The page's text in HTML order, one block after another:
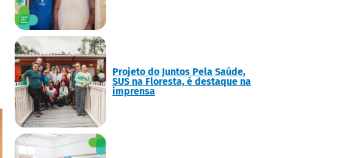
Projeto do Juntos Pela Saúde,
SUS na Floresta, é destaque na
imprensa